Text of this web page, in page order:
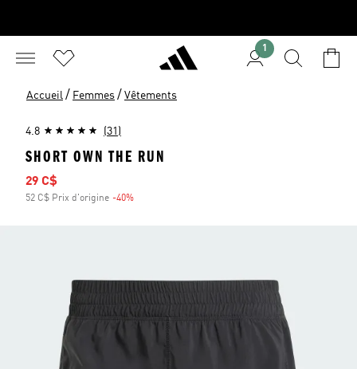
1
Accueil / Femmes / Vêtements
4.8 (31)
SHORT OWN THE RUN
Prix soldé
29 C$
52 C$ Prix d'origine -40%